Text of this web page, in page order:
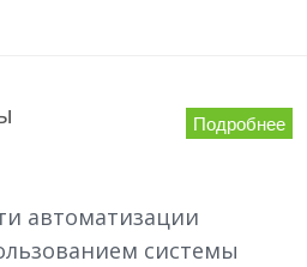
Подробнее
автоматизации
системы